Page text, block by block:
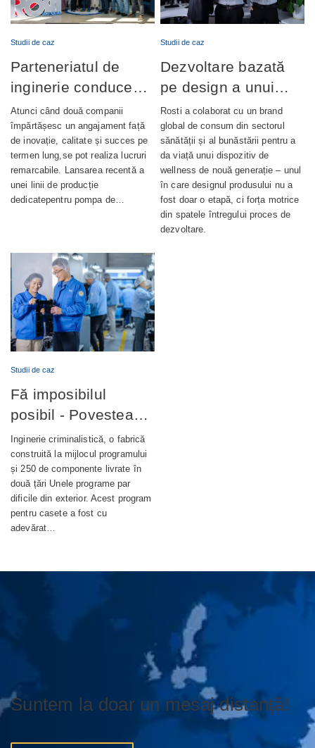
Studii de caz
Parteneriatul de
inginerie conduce
lansarea cu succes
a producției de
pompe de ungere
automată
Atunci când două companii
împărtășesc un angajament față
de inovație, calitate și succes pe
termen lung,se pot realiza lucruri
remarcabile. Lansarea recentă a
unei linii de producție
dedicatepentru pompa de…
Studii de caz
Dezvoltare bazată
pe design a unui
dispozitiv de
wellness complet
integrat
Rosti a colaborat cu un brand
global de consum din sectorul
sănătății și al bunăstării pentru a
da viață unui dispozitiv de
wellness de nouă generație – unul
în care designul produsului nu a
fost doar o etapă, ci forța motrice
din spatele întregului proces de
dezvoltare.
Studii de caz
Fă imposibilul
posibil - Povestea
completă din spatele
unui terminal bancar
de autoservire de
nouă generație
Inginerie criminalistică, o fabrică
construită la mijlocul programului
și 250 de componente livrate în
două țări Unele programe par
dificile din exterior. Acest program
pentru casete a fost cu
adevărat…
Suntem la doar un mesaj distanță!